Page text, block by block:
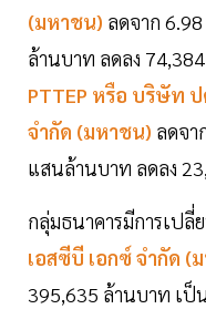
(มหาชน) ลดจาก
ล้านบาท ลดลง
PTTEP หรือ บริษัท ป
จำกัด (มหาชน) ลดจา
แสนล้านบาท ลดลง
กลุ่มธนาคารมีการเปลี่
เอสซีบี เอกซ์จำกัด (
395,635 ล้านบาท เ